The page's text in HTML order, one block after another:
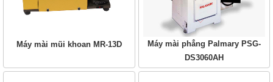
Máy mài mũi khoan MR-13D
Máy mài phẳng Palmary PSG-
DS3060AH